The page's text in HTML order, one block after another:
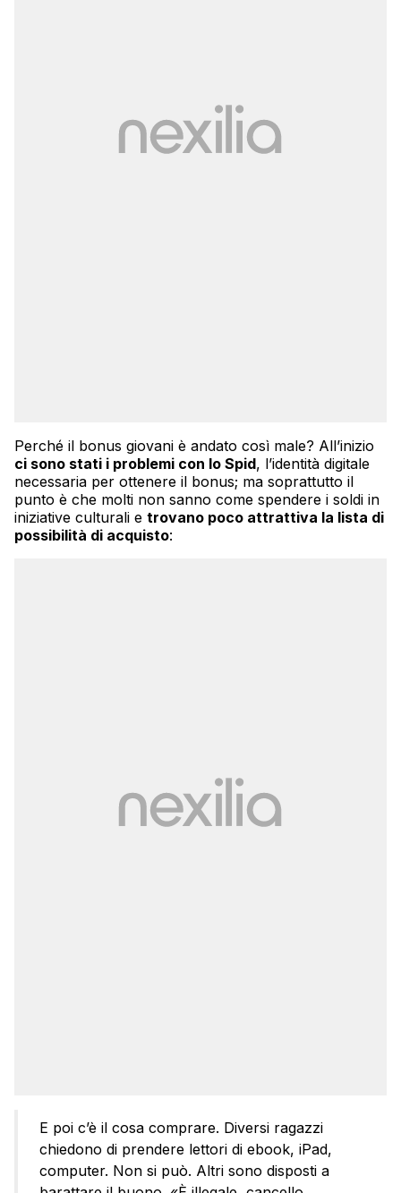
Perché il bonus giovani è andato così male? All’inizio
ci sono stati i problemi con lo Spid, l’identità digitale
necessaria per ottenere il bonus; ma soprattutto il
punto è che molti non sanno come spendere i soldi in
iniziative culturali e trovano poco attrattiva la lista di
possibilità di acquisto:
E poi c’è il cosa comprare. Diversi ragazzi
chiedono di prendere lettori di ebook, iPad,
computer. Non si può. Altri sono disposti a